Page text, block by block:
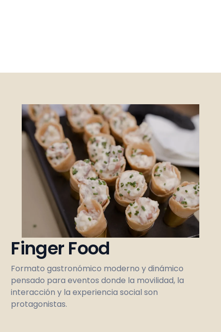
Finger Food
Formato gastronómico moderno y dinámico
pensado para eventos donde la movilidad, la
interacción y la experiencia social son
protagonistas.